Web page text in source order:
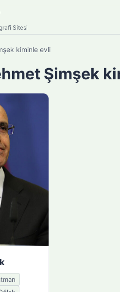
Sitesi
kiminle evli
Şimşek